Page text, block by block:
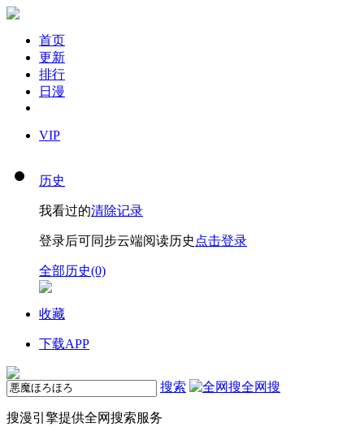
首页
更新
排行
日漫
VIP
历史
我看过的清除记录
登录后可同步云端阅读历史 点击登录
全部历史(0)
收藏
下载APP
搜索 全网搜
搜漫引擎提供全网搜索服务